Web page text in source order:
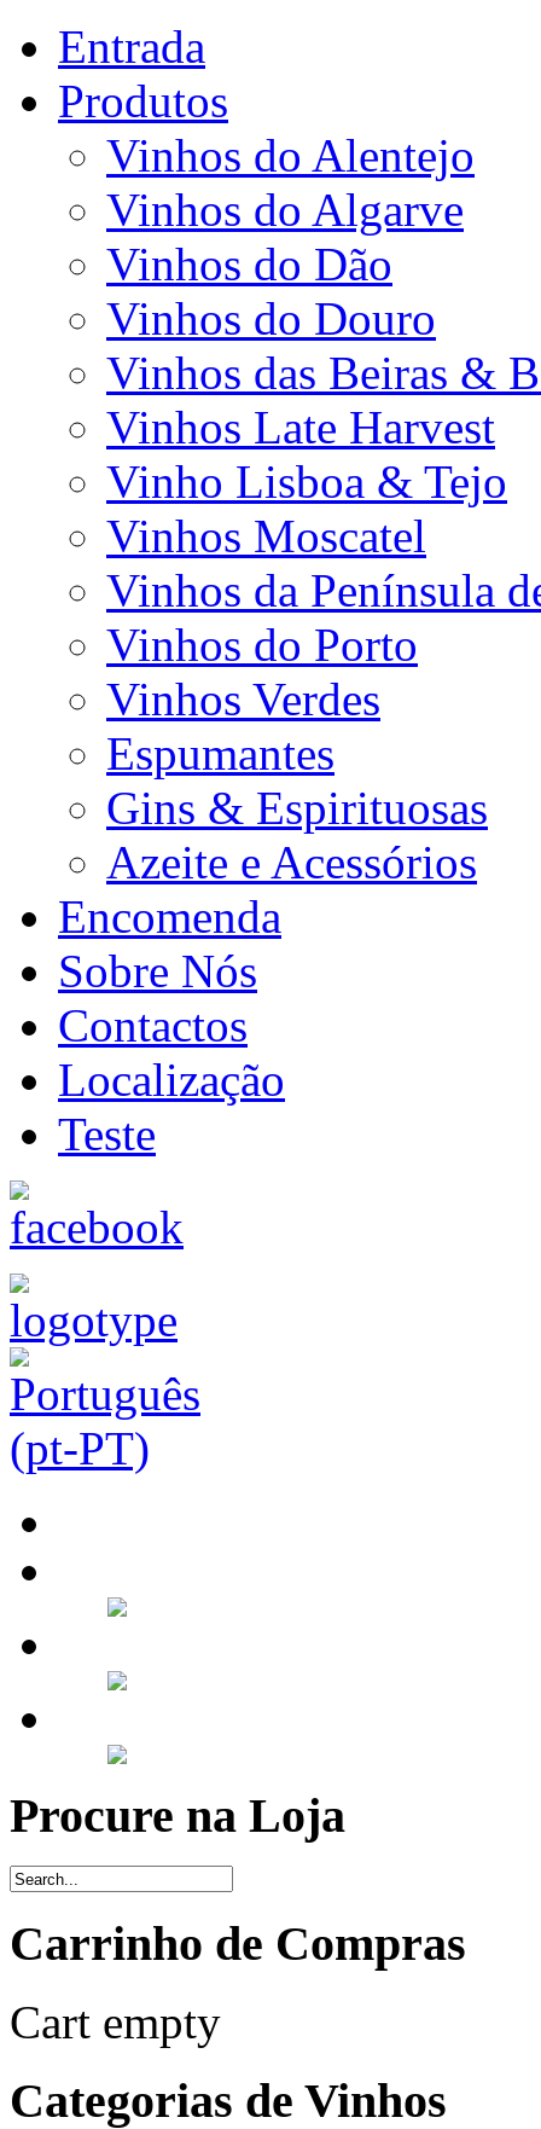
Entrada
Produtos
Vinhos do Alentejo
Vinhos do Algarve
Vinhos do Dão
Vinhos do Douro
Vinhos das Beiras &
Vinhos Late Harvest
Vinho Lisboa & Tejo
Vinhos Moscatel
Vinhos da Península
Vinhos do Porto
Vinhos Verdes
Espumantes
Gins & Espirituosas
Azeite e Acessórios
Encomenda
Sobre Nós
Contactos
Localização
Teste
Procure na Loja
Carrinho de Compras
Cart empty
Categorias de Vinhos